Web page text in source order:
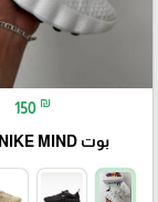
150 ₪
بوت NIKE MIND رجالي